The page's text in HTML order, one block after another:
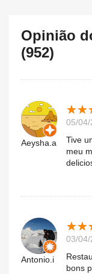
Opinião
(952)
Aeysha.a
★★
★★
05/04/
Tive
meu
Antonio.i
★★
★★
03/04/
bons